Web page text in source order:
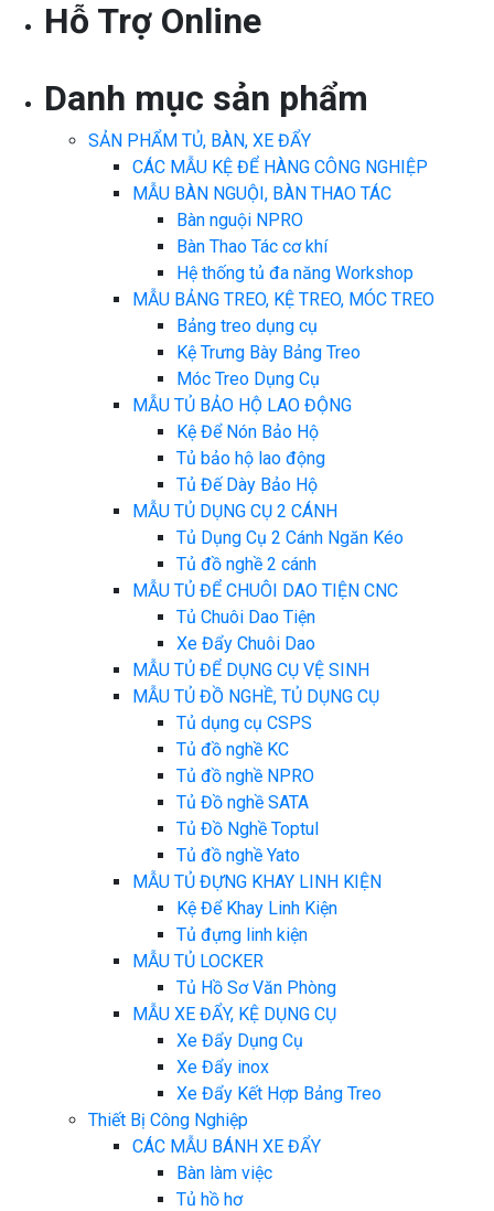
Hỗ Trợ Online
Danh mục sản phẩm
SẢN PHẨM TỦ, BÀN, XE ĐẨY
CÁC MẪU KỆ ĐỂ HÀNG CÔNG NGHIỆP
MẪU BÀN NGUỘI, BÀN THAO TÁC
Bàn nguội NPRO
Bàn Thao Tác cơ khí
Hệ thống tủ đa năng Workshop
MẪU BẢNG TREO, KỆ TREO, MÓC TREO
Bảng treo dụng cụ
Kệ Trưng Bày Bảng Treo
Móc Treo Dụng Cụ
MẪU TỦ BẢO HỘ LAO ĐỘNG
Kệ Để Nón Bảo Hộ
Tủ bảo hộ lao động
Tủ Đế Dày Bảo Hộ
MẪU TỦ DỤNG CỤ 2 CÁNH
Tủ Dụng Cụ 2 Cánh Ngăn Kéo
Tủ đồ nghề 2 cánh
MẪU TỦ ĐỂ CHUÔI DAO TIỆN CNC
Tủ Chuôi Dao Tiện
Xe Đẩy Chuôi Dao
MẪU TỦ ĐỂ DỤNG CỤ VỆ SINH
MẪU TỦ ĐỒ NGHỀ, TỦ DỤNG CỤ
Tủ dụng cụ CSPS
Tủ đồ nghề KC
Tủ đồ nghề NPRO
Tủ Đồ nghề SATA
Tủ Đồ Nghề Toptul
Tủ đồ nghề Yato
MẪU TỦ ĐỰNG KHAY LINH KIỆN
Kệ Để Khay Linh Kiện
Tủ đựng linh kiện
MẪU TỦ LOCKER
Tủ Hồ Sơ Văn Phòng
MẪU XE ĐẨY, KỆ DỤNG CỤ
Xe Đẩy Dụng Cụ
Xe Đẩy inox
Xe Đẩy Kết Hợp Bảng Treo
Thiết Bị Công Nghiệp
CÁC MẪU BÁNH XE ĐẨY
Bàn làm việc
Tủ hồ hơ